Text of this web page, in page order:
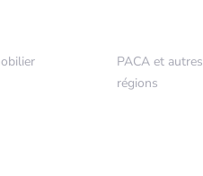
PACA et autres
régions